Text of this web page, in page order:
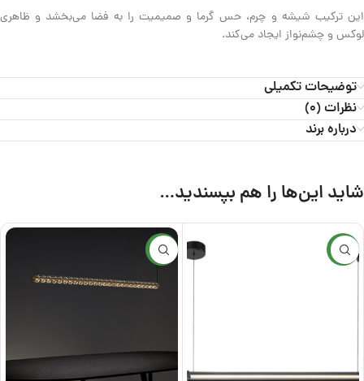
این ترکیب شیشه و چرم، حس گرما و صمیمیت را به فضا می‌بخشد و ظاهری
لوکس و چشم‌نواز ایجاد می‌کند.
توضیحات تکمیلی
نظرات (0)
درباره برند
شاید این‌ها را هم بپسندید…
جدید جدید